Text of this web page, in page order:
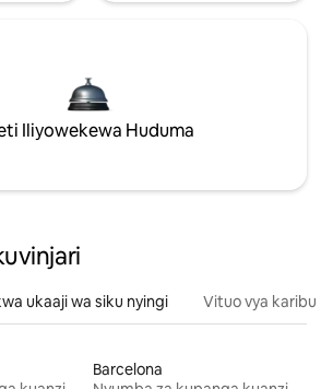
Iliyowekewa Huduma
ukaaji wa siku nyingi Vituo vya karibu
Barcelona